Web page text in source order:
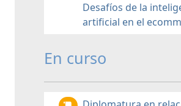
Desafíos de la
artificial en el
En curso